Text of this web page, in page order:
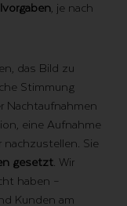
, je nach
das Bild zu
Stimmung
Nachtaufnahmen
eine Aufnahme
nachzustellen. Sie
gesetzt . Wir
haben –
Kunden am